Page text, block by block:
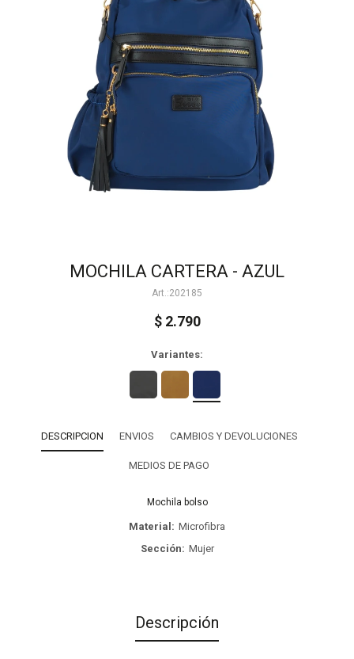
MOCHILA CARTERA - AZUL
202185
$ 2.790
Variantes:
DESCRIPCION ENVIOS CAMBIOS Y DEVOLUCIONES
MEDIOS DE PAGO
Mochila bolso
Material
Microfibra
Sección
Mujer
Descripción